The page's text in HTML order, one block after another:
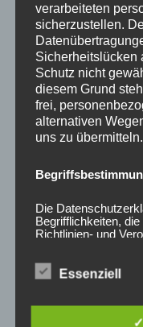
1,5 x 35 mm
35,00€ *
0
von
5
verarbeiteten
sicherzustellen.
Sicherheitslücken
Schutz nicht
diesem Grund
frei,
alternativen
uns zu übermitteln.
Die
Begrifflichkeiten,
Richtlinien- und
wurden. Unsere
die Öffentlichkeit
Essenziell